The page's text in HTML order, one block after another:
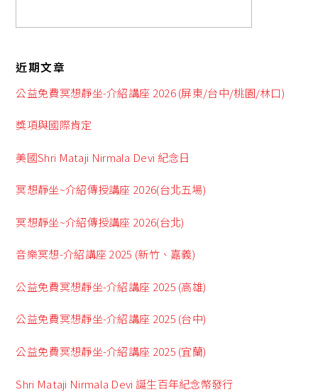
近期文章
公益免費冥想靜坐-介紹講座 2026 (屏東/台中/桃園/林口)
獎項與國際肯定
美國Shri Mataji Nirmala Devi 紀念日
冥想靜坐~介紹傳授講座 2026(台北五場)
冥想靜坐~介紹傳授講座 2026(台北)
音樂冥想-介紹講座 2025 (新竹、嘉義)
公益免費冥想靜坐-介紹講座 2025 (高雄)
公益免費冥想靜坐-介紹講座 2025 (台中)
公益免費冥想靜坐-介紹講座 2025 (宜蘭)
Shri Mataji Nirmala Devi 誕生百年紀念幣發行